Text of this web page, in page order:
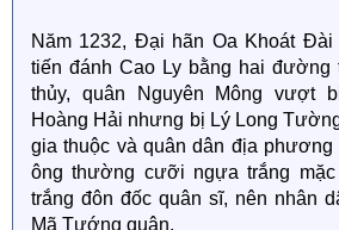
Năm 1232, Đại hãn Oa Khoát Đài
tiến đánh Cao Ly bằng hai đường
thủy, quân Nguyên Mông vượt
Hoàng Hải nhưng bị Lý Long
gia thuộc và quân dân địa phương
ông thường cưỡi ngựa trắng
trắng đôn đốc quân sĩ, nên nhân
Mã Tướng quân.